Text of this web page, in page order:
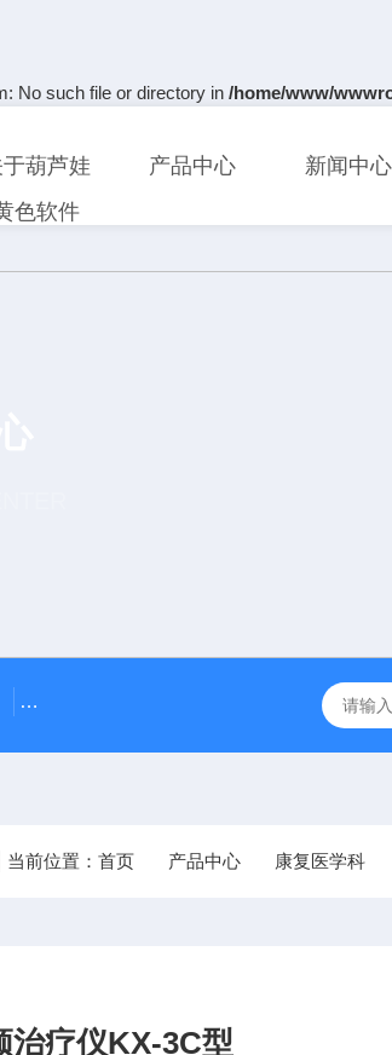
No such file or directory in /home/www/
于葫芦娃
色软件
产品中心 新闻中心
5900型美国DJO吞咽障碍神经和肌肉刺激
当前位置： 首页 产品中心 康复医学科
治疗仪KX-3C型